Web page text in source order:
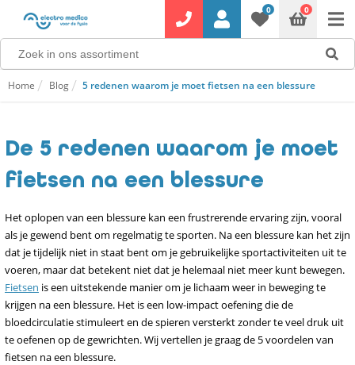
0 0
Home Blog 5 redenen waarom je moet fietsen na een blessure
De 5 redenen waarom je moet
fietsen na een blessure
Het oplopen van een blessure kan een frustrerende ervaring zijn, vooral
als je gewend bent om regelmatig te sporten. Na een blessure kan het zijn
dat je tijdelijk niet in staat bent om je gebruikelijke sportactiviteiten uit te
voeren, maar dat betekent niet dat je helemaal niet meer kunt bewegen.
Fietsen is een uitstekende manier om je lichaam weer in beweging te
krijgen na een blessure. Het is een low-impact oefening die de
bloedcirculatie stimuleert en de spieren versterkt zonder te veel druk uit
te oefenen op de gewrichten. Wij vertellen je graag de 5 voordelen van
fietsen na een blessure.